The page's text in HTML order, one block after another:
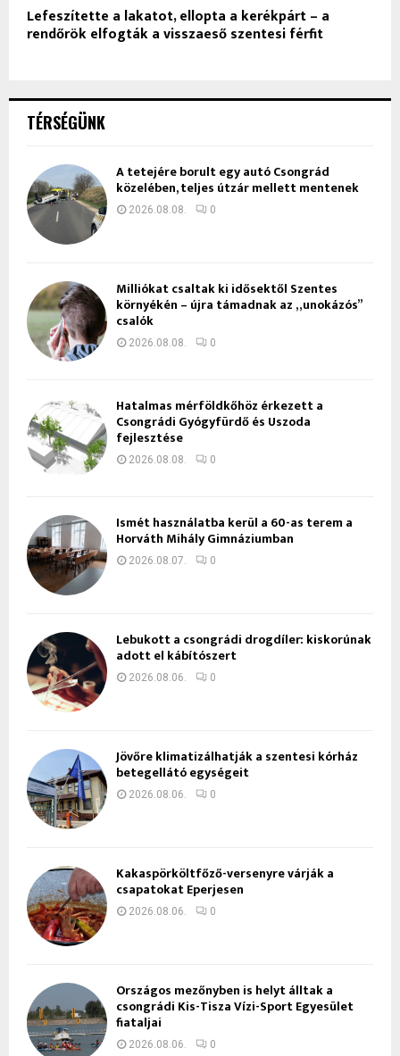
Lefeszítette a lakatot, ellopta a kerékpárt – a
rendőrök elfogták a visszaeső szentesi férfit
TÉRSÉGÜNK
A tetejére borult egy autó Csongrád
közelében, teljes útzár mellett mentenek
2026.08.08. 0
Milliókat csaltak ki idősektől Szentes
környékén – újra támadnak az „unokázós”
csalók
2026.08.08. 0
Hatalmas mérföldkőhöz érkezett a
Csongrádi Gyógyfürdő és Uszoda
fejlesztése
2026.08.08. 0
Ismét használatba kerül a 60-as terem a
Horváth Mihály Gimnáziumban
2026.08.07. 0
Lebukott a csongrádi drogdíler: kiskorúnak
adott el kábítószert
2026.08.06. 0
Jövőre klimatizálhatják a szentesi kórház
betegellátó egységeit
2026.08.06. 0
Kakaspörköltfőző-versenyre várják a
csapatokat Eperjesen
2026.08.06. 0
Országos mezőnyben is helyt álltak a
csongrádi Kis-Tisza Vízi-Sport Egyesület
fiataljai
2026.08.06. 0